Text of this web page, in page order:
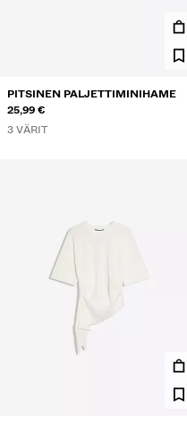
PITSINEN PALJETTIMINIHAME
25,99 €
3 VÄRIT